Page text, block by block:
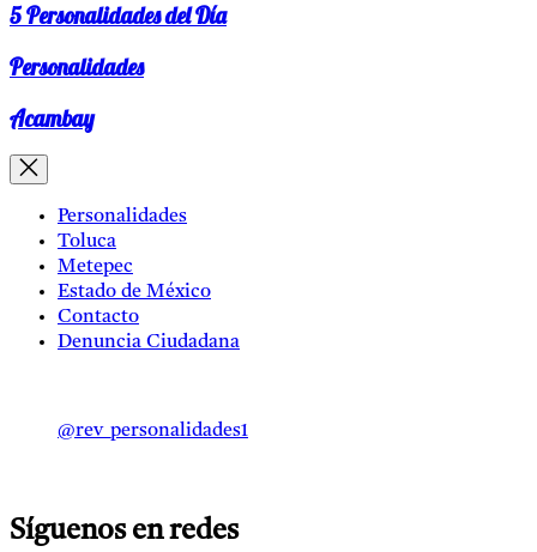
5 Personalidades del Día
Personalidades
Acambay
Personalidades
Toluca
Metepec
Estado de México
Contacto
Denuncia Ciudadana
@rev_personalidades1
Síguenos en redes